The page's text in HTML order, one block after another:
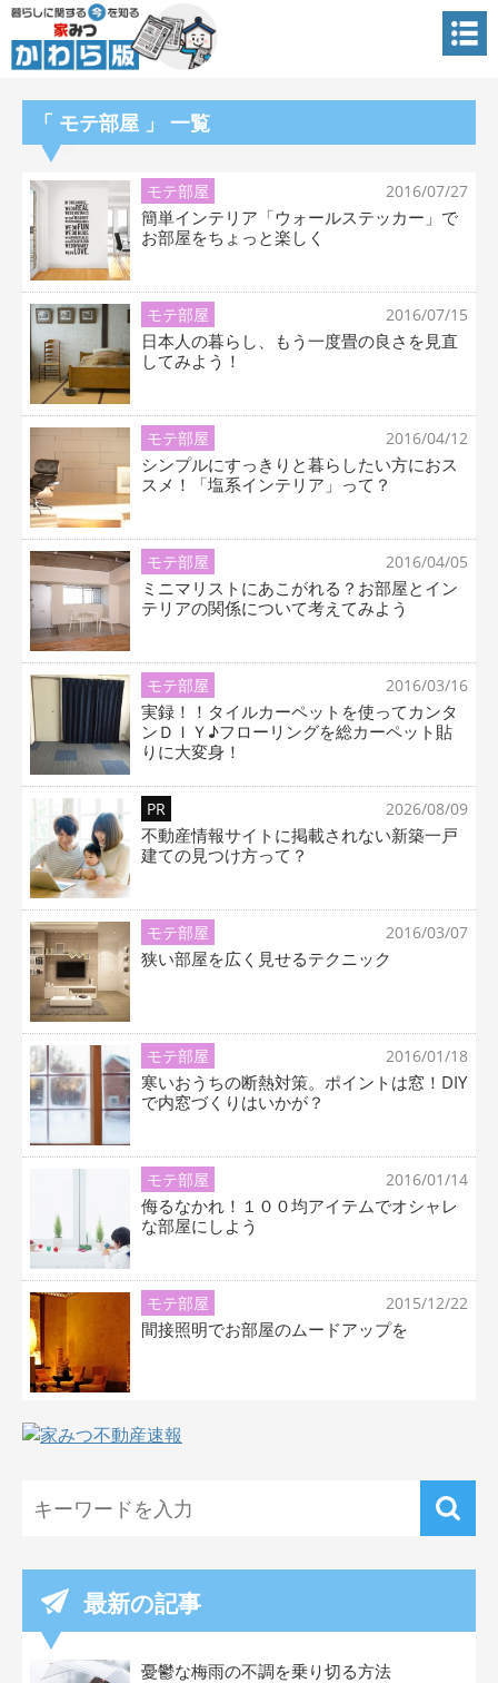
「 モテ部屋 」 一覧
モテ部屋 2016/07/27
簡単インテリア「ウォールステッカー」で
お部屋をちょっと楽しく
モテ部屋 2016/07/15
日本人の暮らし、もう一度畳の良さを見直
してみよう！
モテ部屋 2016/04/12
シンプルにすっきりと暮らしたい方におス
スメ！「塩系インテリア」って？
モテ部屋 2016/04/05
ミニマリストにあこがれる？お部屋とイン
テリアの関係について考えてみよう
モテ部屋 2016/03/16
実録！！タイルカーペットを使ってカンタ
ンＤＩＹ♪フローリングを総カーペット貼
りに大変身！
PR 2026/08/09
不動産情報サイトに掲載されない新築一戸
建ての見つけ方って？
モテ部屋 2016/03/07
狭い部屋を広く見せるテクニック
モテ部屋 2016/01/18
寒いおうちの断熱対策。ポイントは窓！DIY
で内窓づくりはいかが？
モテ部屋 2016/01/14
侮るなかれ！１００均アイテムでオシャレ
な部屋にしよう
モテ部屋 2015/12/22
間接照明でお部屋のムードアップを
最新の記事
憂鬱な梅雨の不調を乗り切る方法